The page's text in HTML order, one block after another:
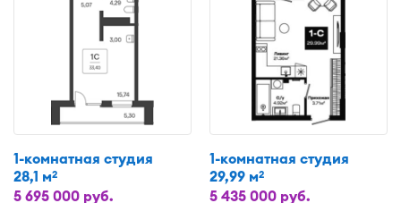
1-комнатная студия
28,1 м2
5 695 000 руб.
1-комнатная студия
29,99 м2
5 435 000 руб.